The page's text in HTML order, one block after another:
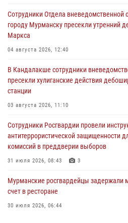
Сотрудники Отдела вневедомственной
городу Мурманску пресекли утренний
Маркса
04 августа 2026, 12:40
В Кандалакше сотрудники
пресекли хулиганские действия
станции
03 августа 2026, 11:10
Сотрудники Росгвардии провели
антитеррористической защищенности
комиссий в преддверии выборов
31 июля 2026, 08:43 3
Мурманские росгвардейцы задержали
счет в ресторане
30 июля 2026, 06:44